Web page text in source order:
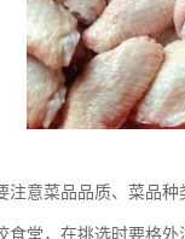
意菜品品质、菜品
堂，在挑选时要格